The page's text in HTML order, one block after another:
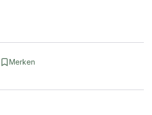
Merken